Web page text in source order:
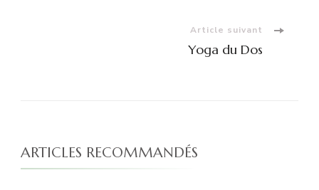
Article suivant
Yoga du Dos
ARTICLES RECOMMANDÉS